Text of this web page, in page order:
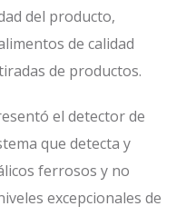
del producto,
de calidad
de productos.
el detector de
que detecta y
ferrosos y no
excepcionales de